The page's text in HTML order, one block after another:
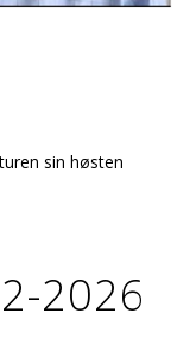
sin høsten
2026